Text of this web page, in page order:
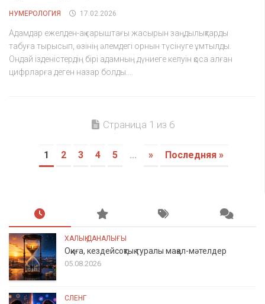
НУМЕРОЛОГИЯ 17.02.2026
Адамдар ежелден-ақ ғарыштағы жасырын заңдылықтарды
табуға тырысып, өзінің әлемдегі орнын түсінуге ұмтылды.
Ондай ізденістердің бірі адамның дүниеге келуін қоса алған
цифрларға деген назар болды....
Страница 1 из 6
1 2 3 4 5 ... » Последняя »
ХАЛЫҚ ДАНАЛЫҒЫ
Оқиға, кездейсоқтық туралы мақал-мәтелдер
05.08.2026
СЛЕНГ